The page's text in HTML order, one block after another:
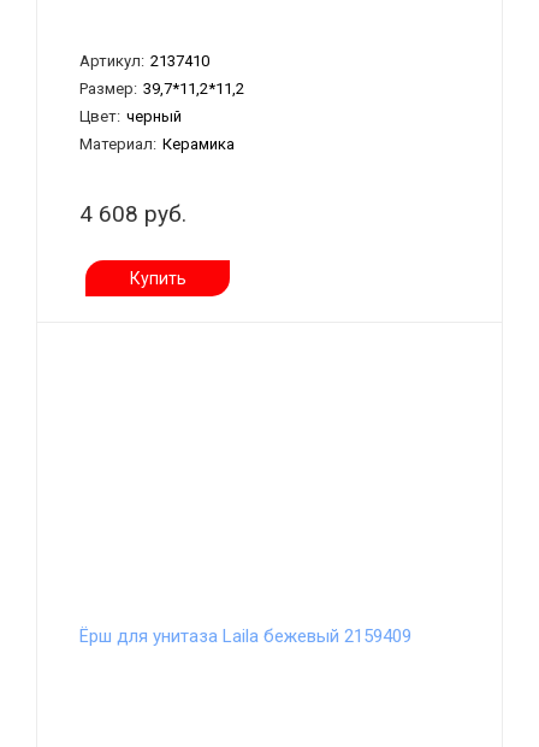
Артикул: 2137410
Размер: 39,7*11,2*11,2
Цвет: черный
Материал: Керамика
4 608 руб.
Купить
Ёрш для унитаза Laila бежевый 2159409